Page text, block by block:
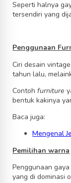
Seperti halnya
tersendiri yang
Penggunaan
Ciri desain
tahun lalu,
Contohfurniture
bentuk kakinya
Baca juga:
Mengenal
Pemilihan warna
Penggunaan
yang di dominasi